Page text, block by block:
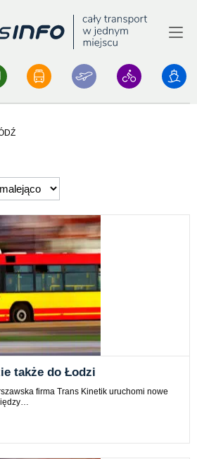
Menu
także do Łodzi
firma Trans Kinetik uruchomi nowe